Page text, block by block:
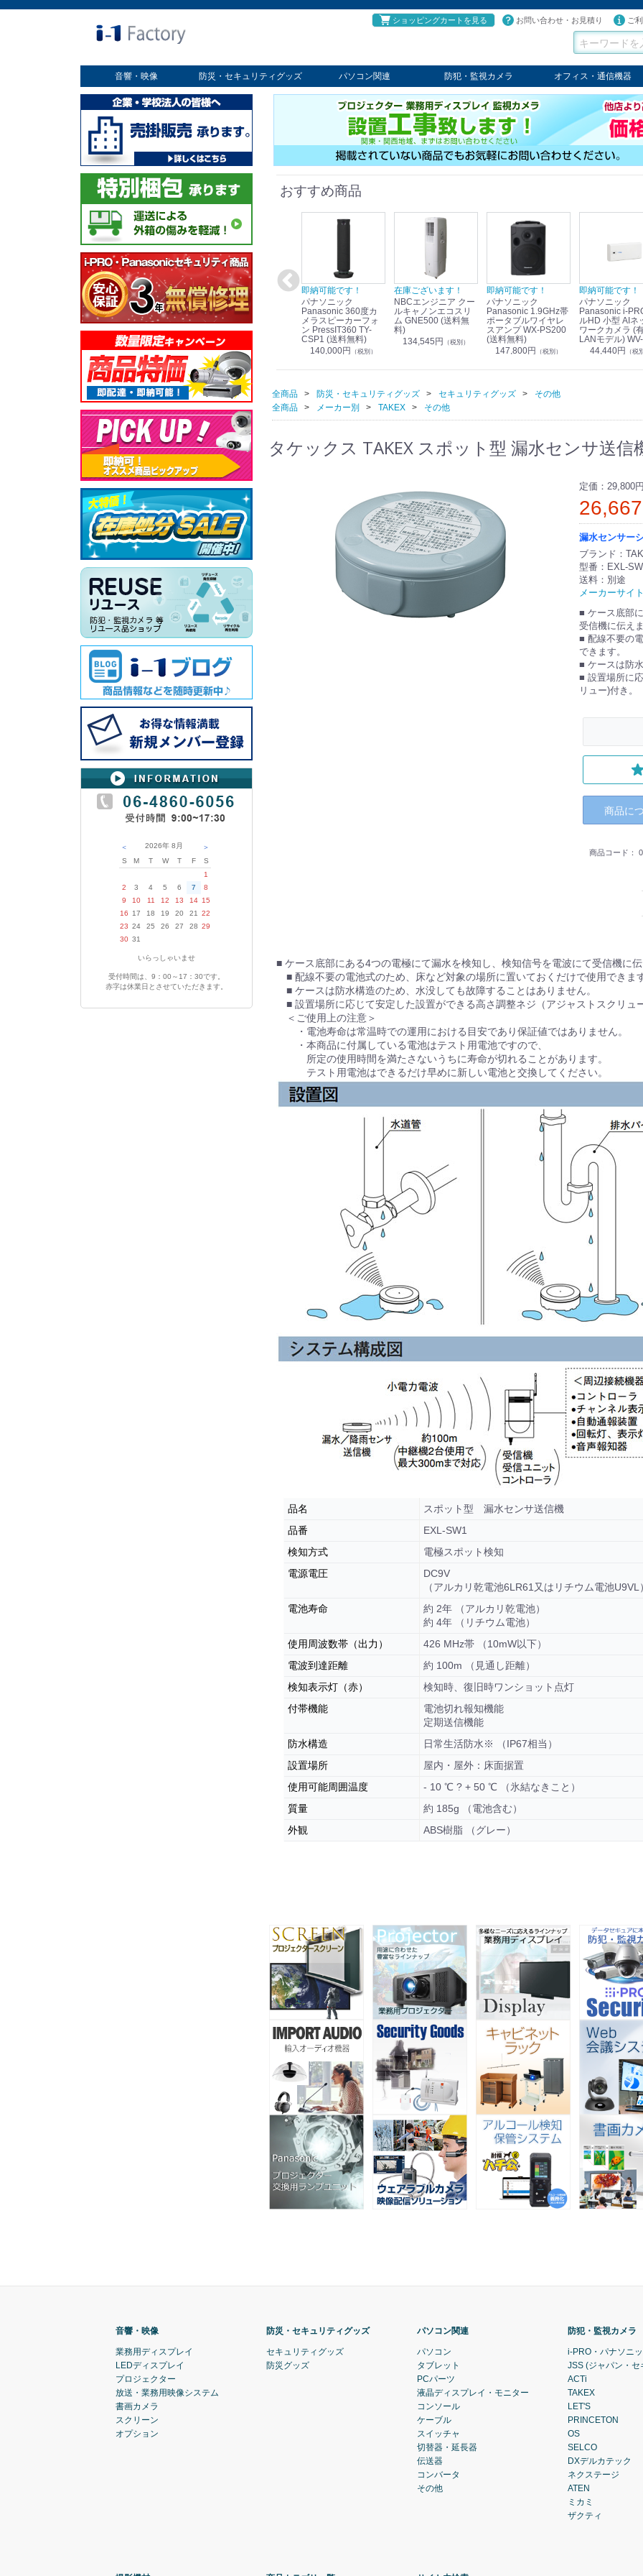
ショッピングカートを見る お問い合わせ・お見積り ご
音響・映像
業務用ディスプレイ
プロジェクター
放送・業務用映像システム
書画カメラ
スクリーン
オプション
防災・セキュリティグッズ
セキュリティグッズ
防災グッズ
パソコン関連
パソコン
タブレット
PCパーツ
コンソール
ケーブル
切替器・延長器
伝送器
コンバータ
その他
防犯・監視カメラ
パナソニック
TAKEX
LET'S
JSS
SELCO
PRINCETON
OS
ネクステージ
ATEN
オフィス・通信機器
回線切替器
疑似電話回線装置
通信機器
デジタル携帯電話PBX
収納・ラック・ハンガー
会議システム
電子黒板
ホワイトボード
その他
＜ 2026年 8月
＞
S
M T W T F
S
1
2
3 4 5 6 7
8
9
10 11 12 13 14 15
16
17 18 19 20 21
22
23 24 25 26 27 28 29
30 31
いらっしゃいませ
受付時間は、9：00～17：30です。
赤字は休業日とさせていただきます。
おすすめ商品
Panasonic i-PRO
2MP(1080p) 屋内 小
型 AIカメラ スピーカ
S71301-F2L (送料無
（税別）
即納可能！
パナソニック
Panasonic i-PRO カ
メラ吊り下げ金具
WV-QSR501-WUX
(送料無料)
6,000円（税別）
在庫あり！送料無料！
パナソニック
Panasonic リモコン
マイク (10局用) WR-
210A (送料無料)
39,000円
即納可能です！
パナソニック
Panasonic 360度カ
メラスピーカーフォ
ン PressIT360 TY-
CSP1 (送料無料)
140,000円 （税別）
在庫ございます！
NBCエンジニア クー
ルキャノンエコスリ
ム GNE500 (送料無
料)
134,545円
（税別）
即納可能です！
パナソニック
Panasonic 1.9GHz帯
ポータブルワイヤレ
スアンプ WX-PS200
(送料無料)
147,800円 （税別）
即納可能です！
パナソニック
Panasonic i-PRO フ
ルHD 小型 AIネ
ワークカメラ (
LANモデル) WV-
S7130UX (送料
44,440円 （税
全商品 防災・セキュリティグッズ セキュリティグッズ
その他
全商品
メーカー別 TAKEX その他
タケックス TAKEX スポット型 漏水センサ送信
定価： 29,800
漏水センサー
ブランド：
型番：EXL-
送料：別途
メーカーサイ
■ ケース底部
受信機に伝え
■ 配線不要の
できます。
■ ケースは防
■ 設置場所に
リュー)付き。
商品に
商品コード：
■ ケース底部にある4つの電極にて漏水を検知し、検知信号を電波にて受信機に
■ 配線不要の電池式のため、床など対象の場所に置いておくだけで使用できま
■ ケースは防水構造のため、水没しても故障することはありません。
■ 設置場所に応じて安定した設置ができる高さ調整ネジ（アジャストスクリュ
＜ご使用上の注意＞
・電池寿命は常温時での運用における目安であり保証値ではありません。
・本商品に付属している電池はテスト用電池ですので、
所定の使用時間を満たさないうちに寿命が切れることがあります。
テスト用電池はできるだけ早めに新しい電池と交換してください。
品名
スポット型 漏水センサ送信機
品番
EXL-SW1
検知方式
電極スポット検知
電源電圧
DC9V
（アルカリ乾電池6LR61又はリチウム電池U9VL
電池寿命
約 2年 （アルカリ乾電池）
約 4年 （リチウム電池）
使用周波数帯（出力）
426 MHz帯 （10mW以下）
電波到達距離
約 100m （見通し距離）
検知表示灯（赤）
検知時、復旧時ワンショット点灯
付帯機能
電池切れ報知機能
定期送信機能
防水構造
日常生活防水※ （IP67相当）
設置場所
屋内・屋外：床面据置
使用可能周囲温度
- 10 ℃ ? + 50 ℃ （氷結なきこと）
質量
約 185g （電池含む）
外観
ABS樹脂 （グレー）
音響・映像
業務用ディスプレイ
LEDディスプレイ
プロジェクター
放送・業務用映像システム
書画カメラ
スクリーン
オプション
防災・セキュリティグッズ
セキュリティグッズ
防災グッズ
パソコン関連
パソコン
タブレット
PCパーツ
液晶ディスプレイ・モニター
コンソール
ケーブル
スイッチャ
切替器・延長器
伝送器
コンバータ
その他
防犯・監視カメラ
i-PRO・パナソニ
JSS (ジャパン・
ACTi
TAKEX
LET'S
PRINCETON
OS
SELCO
DXデルカテック
ネクステージ
ATEN
ミカミ
ザクティ